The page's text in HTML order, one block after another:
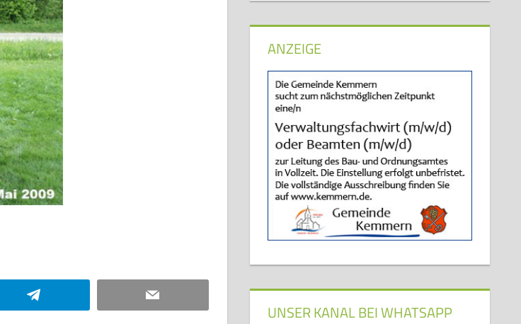
Telegram Email
ANZEIGE
UNSER KANAL BEI WHATSAPP